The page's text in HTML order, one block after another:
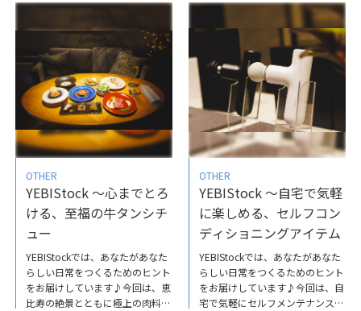
チデシリットル）のご紹介です。
シェフもソムリエも素敵なお２人
なので、ぜひ訪れてみてください
ね！ YEBIStockではあなたがあな
たらしい日常をつくるためのヒン
トをお届けしていますので、ぜひ
他の記事もチェックしてみてくだ
さい。詳しくはこちらから
挽きたてのフレッシュピーナッツ
バターのご紹介です。専用マシー
ンで作るのでフレッシュかつ、無
塩・無糖。添加物も一切不使用で
健康意識の高い方にも人気の商品
です。クラッカーと合わせれば見
た目も華やかなホームパーティー
の一品となります。料理に深みや
旨みをもたらし、アレンジの幅が
広がるので、ぜひ試してみてはい
から
OTHER
YEBIStock ～心までとろ
ける、至福の牛タンシチ
ュー
YEBIStockでは、あなたがあなた
らしい日常をつくるためのヒント
をお届けしています♪今回は、恵
比寿の絶景とともに極上の肉料理
OTHER
YEBIStock ～自宅で気軽
に楽しめる、セルフコン
ディショニングアイテム
YEBIStockでは、あなたがあなた
らしい日常をつくるためのヒント
をお届けしています♪今回は、自
宅で気軽にセルフメンテナンスが